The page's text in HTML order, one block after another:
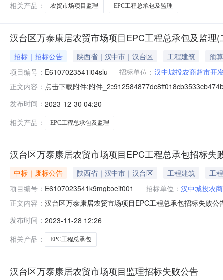
相关产品：
农贸市场项目监理 EPC工程总承包及监理
汉台区万泰康居农贸市场项目EPC工程总承包及监理
招标｜招标公告 陕西省｜汉中市｜汉台区 工程建筑
预
项目编号： E6107023541i04slu 招标单位： 汉中城投农商超市开
正文内容： 点击下载附件:附件
元，招标人为汉中城投农商超市开发管理有限公司。本
发布时间： 2023-12-30 04:20
相关产品：
EPC工程总承包及监理
汉台区万泰康居农贸市场项目EPC工程总承包招标失
中标｜废标公告 陕西省｜汉中市｜汉台区 工程建筑
工程
项目编号： E6107023541k9mgboeif001 招标单位： 汉中城投农
正文内容： 汉台区万泰康居农贸市场项目EPC工程总承包招标失败
号：E6107023541k9mgboe标段名称:汉台区万泰康居
发布时间： 2023-11-28 12:26
相关产品：
EPC工程总承包
汉台区万泰康居农贸市场项目监理招标失败公告